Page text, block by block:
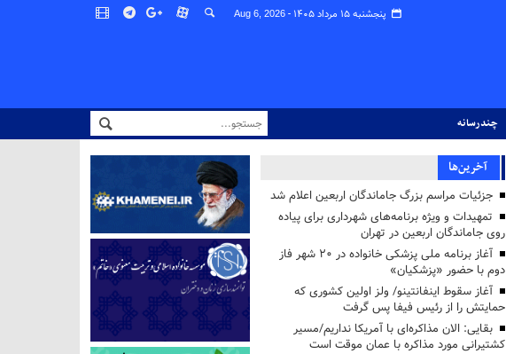
پنجشنبه ۱۵ مرداد ۱۴۰۵ - Aug 6, 2026
چندرسانه
آخرین‌ها
جزئیات مراسم بزرگ جاماندگان اربعین اعلام شد
تمهیدات و ویژه برنامه‌های شهرداری برای پیاده
روی جاماندگان اربعین در تهران
آغاز برنامه ملی پزشکی خانواده در ۲۰ شهر فاز
دوم با حضور «پزشکیان»
آغاز سقوط اینفانتینو/ ولز اولین کشوری که
حمایتش را از رئیس فیفا پس گرفت
بقایی: الان مذاکره‌ای با آمریکا نداریم/مسیر
کشتیرانی مورد مذاکره با عمان موقت است